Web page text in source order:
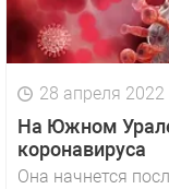
28 апреля 2022
На Южном
коронавируса
Она начнется